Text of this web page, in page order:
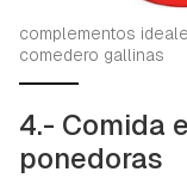
complementos
comedero gallinas
4.- Comida
ponedoras